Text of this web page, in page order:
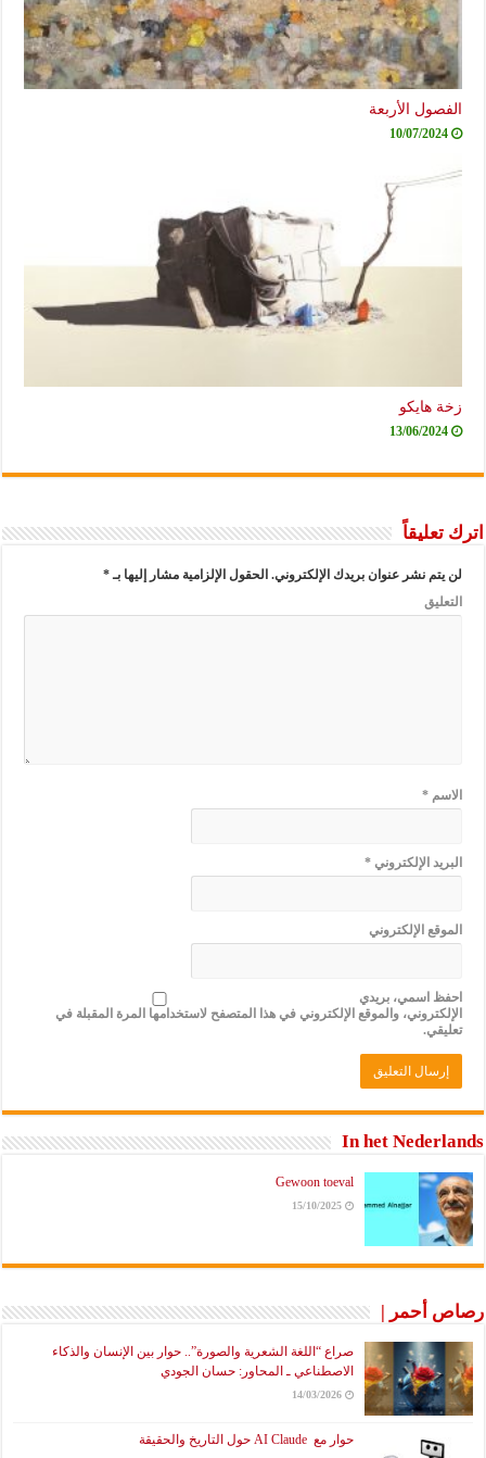
الفصول الأربعة
10/07/2024
زخة هايكو
13/06/2024
اترك تعليقاً
لن يتم نشر عنوان بريدك الإلكتروني. الحقول الإلزامية مشار إليها بـ*
التعليق
الاسم*
البريد الإلكتروني*
الموقع الإلكتروني
احفظ اسمي، بريدي
الإلكتروني، والموقع الإلكتروني في هذا المتصفح لاستخدامها المرة المقبلة في
تعليقي.
In het Nederlands
Gewoon toeval
15/10/2025
رصاص أحمر |
صراع “اللغة الشعرية والصورة”.. حوار بين الإنسان والذكاء
الاصطناعي ـ المحاور: حسان الجودي
14/03/2026
حوار مع AI Claude حول التاريخ والحقيقة